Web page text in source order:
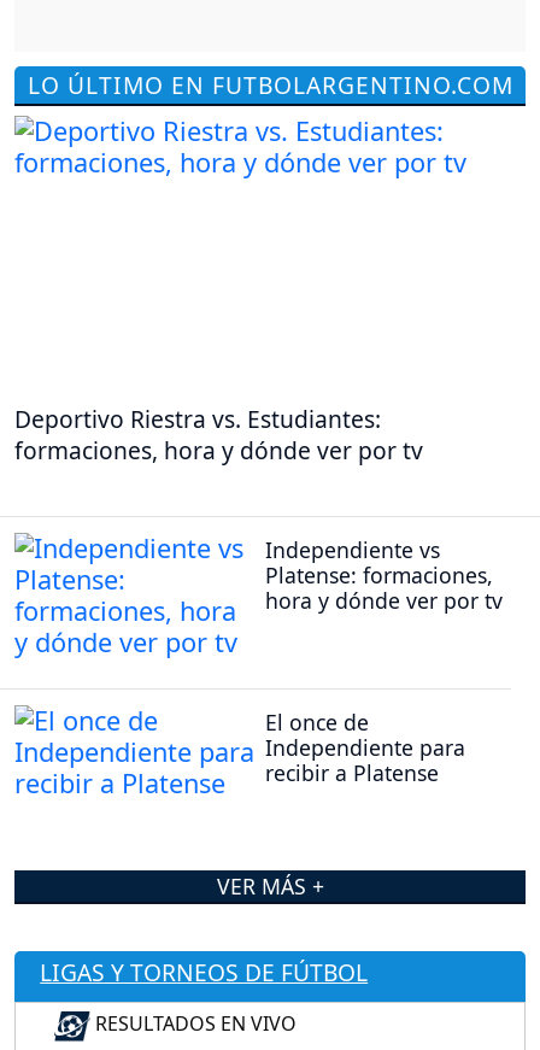
LO ÚLTIMO EN FUTBOLARGENTINO.COM
Deportivo Riestra vs. Estudiantes:
formaciones, hora y dónde ver por tv
Independiente vs
Platense: formaciones,
hora y dónde ver por tv
El once de
Independiente para
recibir a Platense
VER MÁS +
LIGAS Y TORNEOS DE FÚTBOL
RESULTADOS EN VIVO